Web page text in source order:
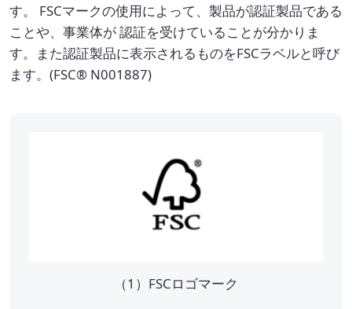
産業廃棄物の100%リサイクル｜独自技術
リサイクル製品と製造フロー
循環資源製造所拠点一覧
処理委託先の選定
見える化サービス
す。 FSCマークの使用によって、製品が認証製品である
ことや、事業体が 認証を受けていることが分かりま
す。また認証製品に表示されるものをFSCラベルと呼び
ます。(FSC® N001887)
（1）FSCロゴマーク